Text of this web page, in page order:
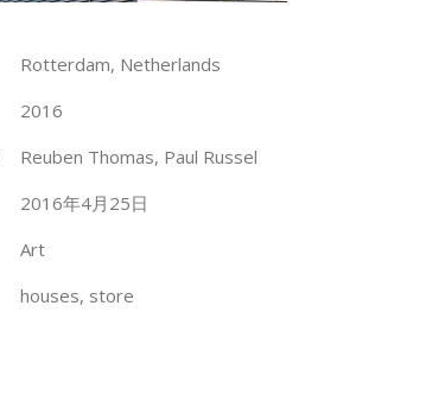
Rotterdam, Netherlands
2016
Reuben Thomas, Paul Russel
2016年4月25日
Art
houses, store